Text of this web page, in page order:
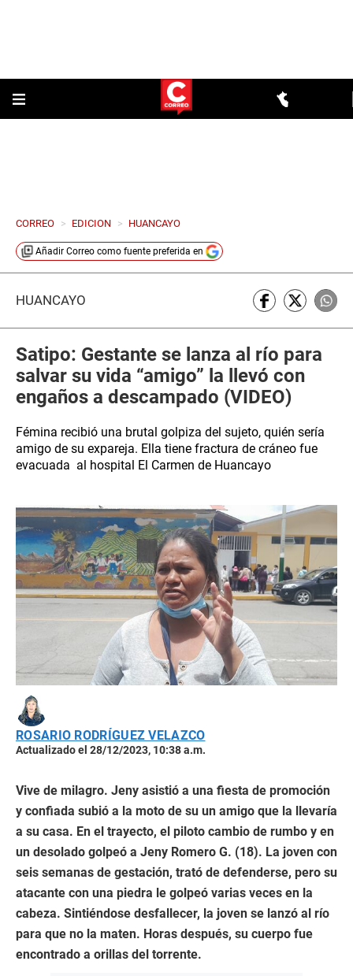
CORREO > EDICION > HUANCAYO
Añadir Correo como fuente preferida en
HUANCAYO
Satipo: Gestante se lanza al río para
salvar su vida “amigo” la llevó con
engaños a descampado (VIDEO)
Fémina recibió una brutal golpiza del sujeto, quién sería
amigo de su expareja. Ella tiene fractura de cráneo fue
evacuada al hospital El Carmen de Huancayo
ROSARIO RODRÍGUEZ VELAZCO
Actualizado el 28/12/2023, 10:38 a.m.
Vive de milagro. Jeny asistió a una fiesta de promoción
y confiada subió a la moto de su un amigo que la llevaría
a su casa. En el trayecto, el piloto cambio de rumbo y en
un desolado golpeó a Jeny Romero G. (18). La joven con
seis semanas de gestación, trató de defenderse, pero su
atacante con una piedra le golpeó varias veces en la
cabeza. Sintiéndose desfallecer, la joven se lanzó al río
para que no la maten. Horas después, su cuerpo fue
encontrado a orillas del torrente.